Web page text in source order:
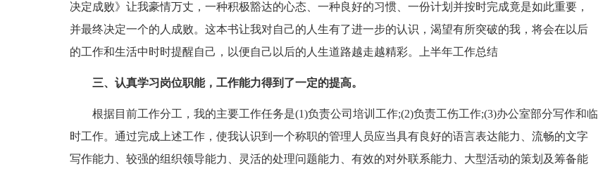
决定成败》让我豪情万丈，一种积极豁达的心态、一种良好的习惯、一份计划并按时完成竟是如此重要，
并最终决定一个的人成败。这本书让我对自己的人生有了进一步的认识，渴望有所突破的我，将会在以后
的工作和生活中时时提醒自己，以便自己以后的人生道路越走越精彩。上半年工作总结
三、认真学习岗位职能，工作能力得到了一定的提高。
根据目前工作分工，我的主要工作任务是(1)负责公司培训工作;(2)负责工伤工作;(3)办公室部分写作和临
时工作。通过完成上述工作，使我认识到一个称职的管理人员应当具有良好的语言表达能力、流畅的文字
写作能力、较强的组织领导能力、灵活的处理问题能力、有效的对外联系能力、大型活动的策划及筹备能